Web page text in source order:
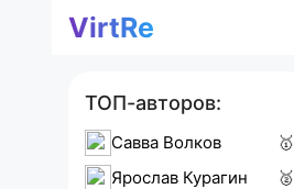
ПерейтиVirtRe
ТОП-авторов:
Савва Волков
🥇
Ярослав Курагин
🥈